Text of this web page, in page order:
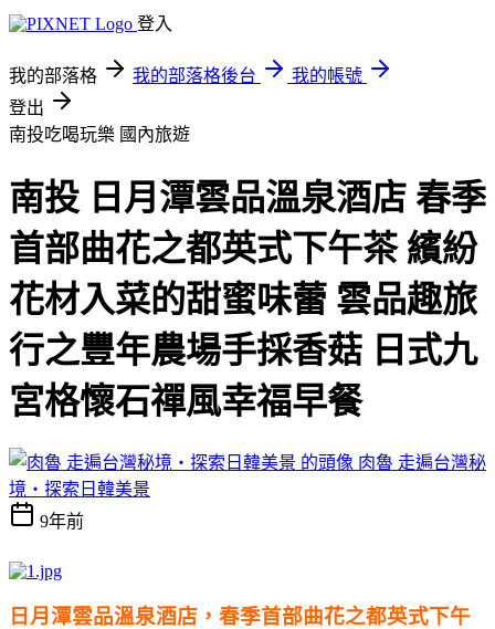
登入
我的部落格 我的部落格後台
我的帳號
登出
南投吃喝玩樂 國內旅遊
南投 日月潭雲品溫泉酒店 春季
首部曲花之都英式下午茶 繽紛
花材入菜的甜蜜味蕾 雲品趣旅
行之豐年農場手採香菇 日式九
宮格懷石禪風幸福早餐
肉魯 走遍台灣秘
境・探索日韓美景
9年前
日月潭雲品溫泉酒店，春季首部曲花之都英式下午